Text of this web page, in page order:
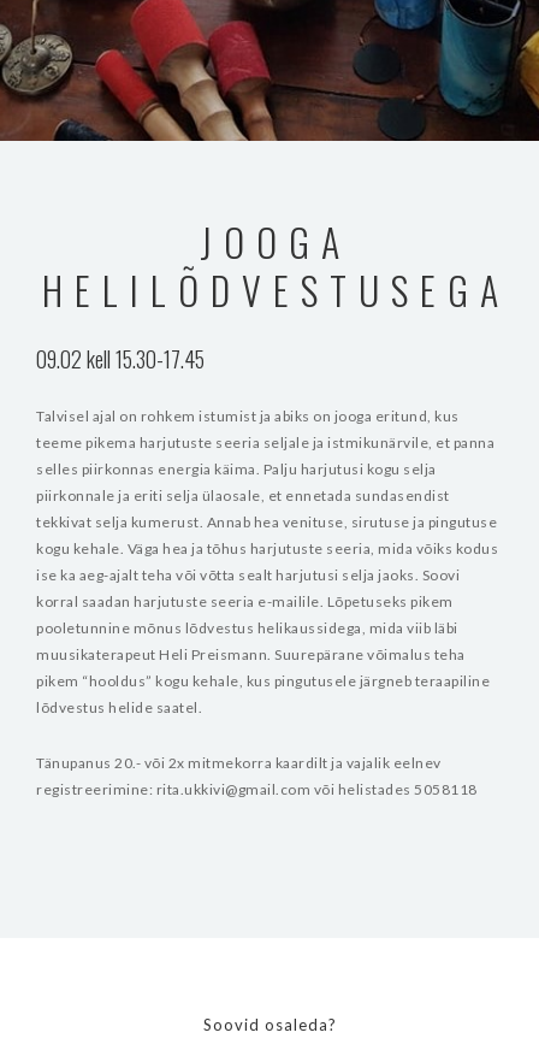
JOOGA
HELILÕDVESTUSEGA
09.02 kell 15.30-17.45
Talvisel ajal on rohkem istumist ja abiks on jooga eritund, kus
teeme pikema harjutuste seeria seljale ja istmikunärvile, et panna
selles piirkonnas energia käima. Palju harjutusi kogu selja
piirkonnale ja eriti selja ülaosale, et ennetada sundasendist
tekkivat selja kumerust. Annab hea venituse, sirutuse ja pingutuse
kogu kehale. Väga hea ja tõhus harjutuste seeria, mida võiks kodus
ise ka aeg-ajalt teha või võtta sealt harjutusi selja jaoks. Soovi
korral saadan harjutuste seeria e-mailile. Lõpetuseks pikem
pooletunnine mõnus lõdvestus helikaussidega, mida viib läbi
muusikaterapeut Heli Preismann. Suurepärane võimalus teha
pikem “hooldus” kogu kehale, kus pingutusele järgneb teraapiline
lõdvestus helide saatel.
Tänupanus 20.- või 2x mitmekorra kaardilt ja vajalik eelnev
registreerimine: rita.ukkivi@gmail.com või helistades 5058118
Soovid osaleda?